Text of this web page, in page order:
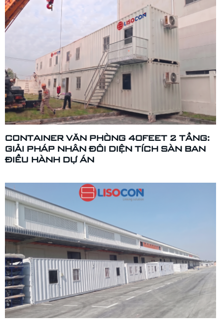
CONTAINER VĂN PHÒNG 40FEET 2 TẦNG:
GIẢI PHÁP NHÂN ĐÔI DIỆN TÍCH SÀN BAN
ĐIỀU HÀNH DỰ ÁN